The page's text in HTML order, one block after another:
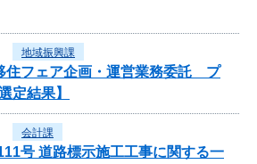
地域振興課
住フェア企画・運営業務委託 プ
定結果】
会計課
号 道路標示施工工事に関する一